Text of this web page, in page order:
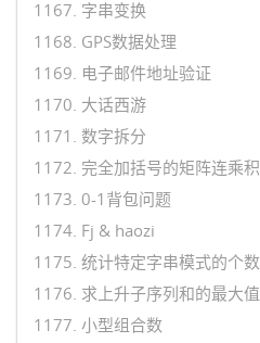
1167. 字串变换
1168. GPS数据处理
1169. 电子邮件地址验证
1170. 大话西游
1171. 数字拆分
1172. 完全加括号的矩阵连乘积
1173. 0-1背包问题
1174. Fj & haozi
1175. 统计特定字串模式的个数
1176. 求上升子序列和的最大值
1177. 小型组合数